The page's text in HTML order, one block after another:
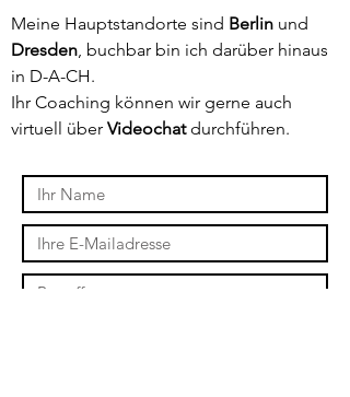
Meine Hauptstandorte sind Berlin und
Dresden, buchbar bin ich darüber hinaus
in D-A-CH.
Ihr Coaching können wir gerne auch
virtuell über Videochatdurchführen.